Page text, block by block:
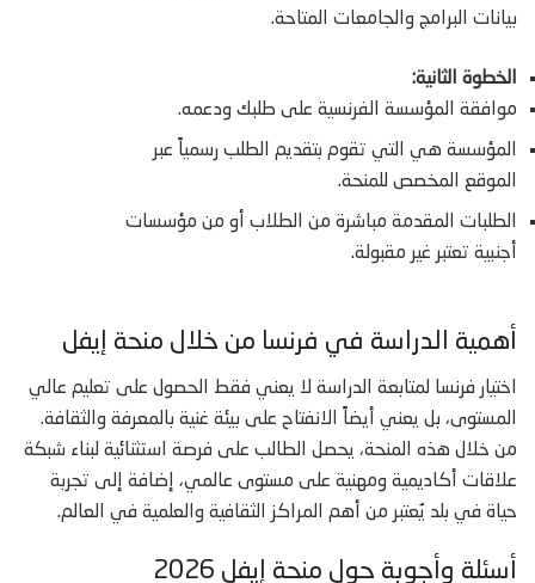
بيانات البرامج والجامعات المتاحة.
الخطوة الثانية:
موافقة المؤسسة الفرنسية على طلبك ودعمه.
المؤسسة هي التي تقوم بتقديم الطلب رسمياً عبر
الموقع المخصص للمنحة.
الطلبات المقدمة مباشرة من الطلاب أو من مؤسسات
أجنبية تعتبر غير مقبولة.
أهمية الدراسة في فرنسا من خلال منحة إيفل
اختيار فرنسا لمتابعة الدراسة لا يعني فقط الحصول على تعليم عالي
المستوى، بل يعني أيضاً الانفتاح على بيئة غنية بالمعرفة والثقافة.
من خلال هذه المنحة، يحصل الطالب على فرصة استثنائية لبناء شبكة
علاقات أكاديمية ومهنية على مستوى عالمي، إضافة إلى تجربة
حياة في بلد يُعتبر من أهم المراكز الثقافية والعلمية في العالم.
أسئلة وأجوبة حول منحة إيفل 2026